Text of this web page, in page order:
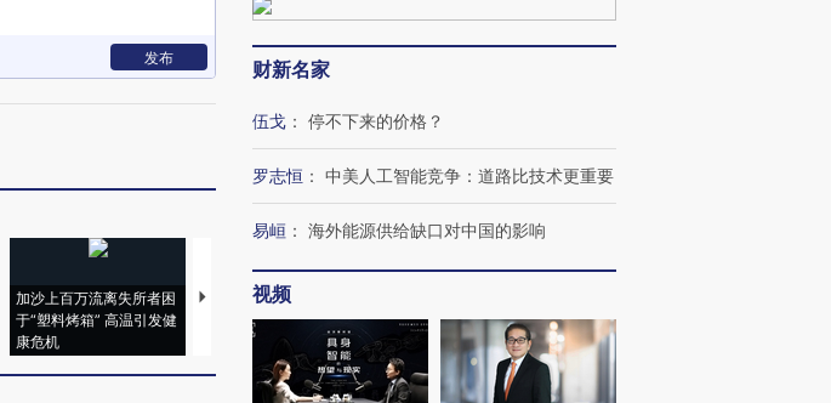
发布
加沙上百万流离失所者困
于“塑料烤箱” 高温引发健
康危机
视线｜HYROX的吸金
术：是什么让中产们甘
心“花钱找虐”？
粒摇头丸 尿检体内含3种
度Z世代 用街头抗争将教
育部长拱下台
财新名家
伍戈 ： 停不下来的价格？
罗志恒 ： 中美人工智能竞争：道路比技术更重要
易峘 ： 海外能源供给缺口对中国的影响
视频